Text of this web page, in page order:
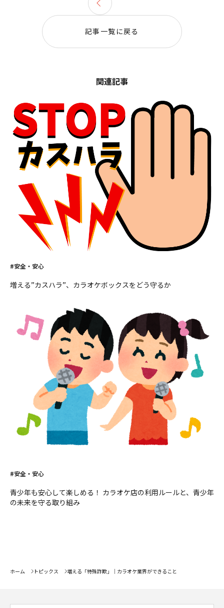
記事一覧に戻る
関連記事
#安全・安心
増える”カスハラ”、カラオケボックスをどう守るか
#安全・安心
青少年も安心して楽しめる！ カラオケ店の利用ルールと、青少年
の未来を守る取り組み
ホーム トピックス 増える「特殊詐欺」｜カラオケ業界ができること